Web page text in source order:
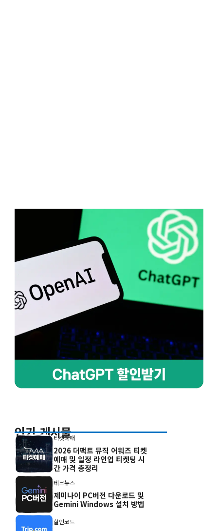
인기 게시물
티켓예매
2026 더팩트 뮤직 어워즈 티켓
예매 및 일정 라인업 티켓팅 시
간 가격 총정리
테크뉴스
제미나이 PC버전 다운로드 및
Gemini Windows 설치 방법
할인코드